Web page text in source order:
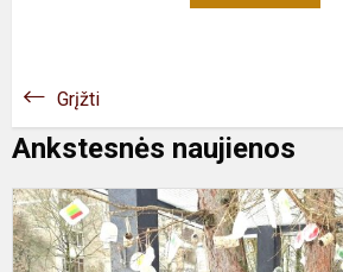
Grįžti
Ankstesnės naujienos